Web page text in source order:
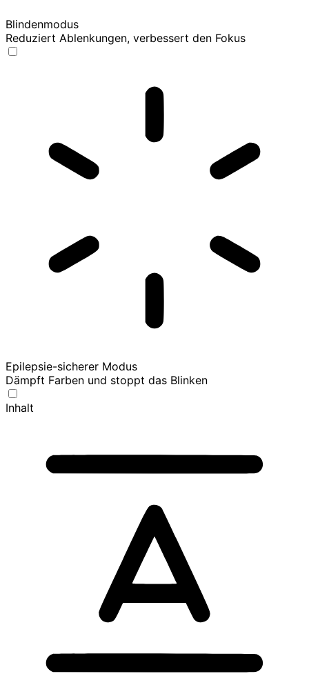
Blindenmodus
Reduziert Ablenkungen, verbessert den Fokus
Epilepsie-sicherer Modus
Dämpft Farben und stoppt das Blinken
Inhalt